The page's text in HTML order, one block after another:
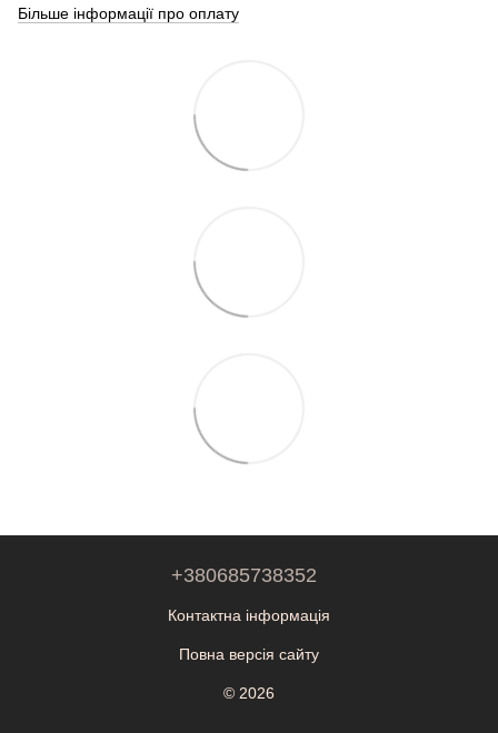
Більше інформації про оплату
+380685738352
Контактна інформація
Повна версія сайту
© 2026